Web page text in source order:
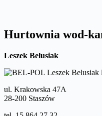
Hurtownia wod-
Leszek Belusiak
ul. Krakowska 47A
28-200 Staszów